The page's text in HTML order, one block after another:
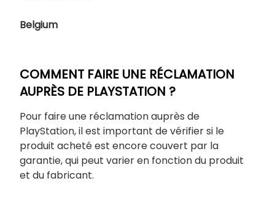
Belgium
COMMENT FAIRE UNE RÉCLAMATION
AUPRÈS DE PLAYSTATION ?
Pour faire une réclamation auprès de
PlayStation, il est important de vérifier si le
produit acheté est encore couvert par la
garantie, qui peut varier en fonction du produit
et du fabricant.